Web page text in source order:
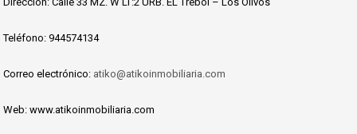
Teléfono: 944574134
Correo electrónico: atiko@atikoinmobiliaria.com
Web: www.atikoinmobiliaria.com